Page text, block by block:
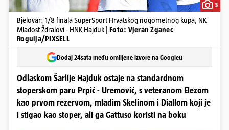
3
Bjelovar: 1/8 finala SuperSport Hrvatskog nogometnog kupa, NK
Mladost Ždralovi - HNK Hajduk | Foto: Vjeran Zganec
Rogulja/PIXSELL
Dodaj 24sata među omiljene izvore na Googleu
Odlaskom Šarlije Hajduk ostaje na standardnom
stoperskom paru Prpić - Uremović, s veteranom Elezom
kao prvom rezervom, mladim Skelinom i Diallom koji je
i stigao kao stoper, ali ga Gattuso koristi na boku